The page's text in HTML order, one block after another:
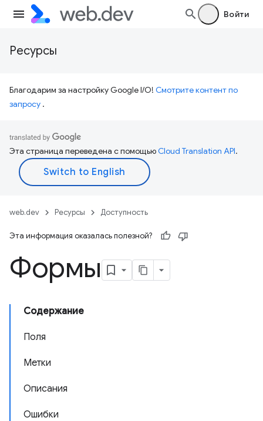
Войти
Ресурсы
Благодарим за настройку Google I/O! Смотрите контент по
запросу .
Эта страница переведена с помощьюCloud Translation API.
web.dev Ресурсы Доступность
Эта информация оказалась полезной?
Формы
Содержание
Поля
Метки
Описания
Ошибки